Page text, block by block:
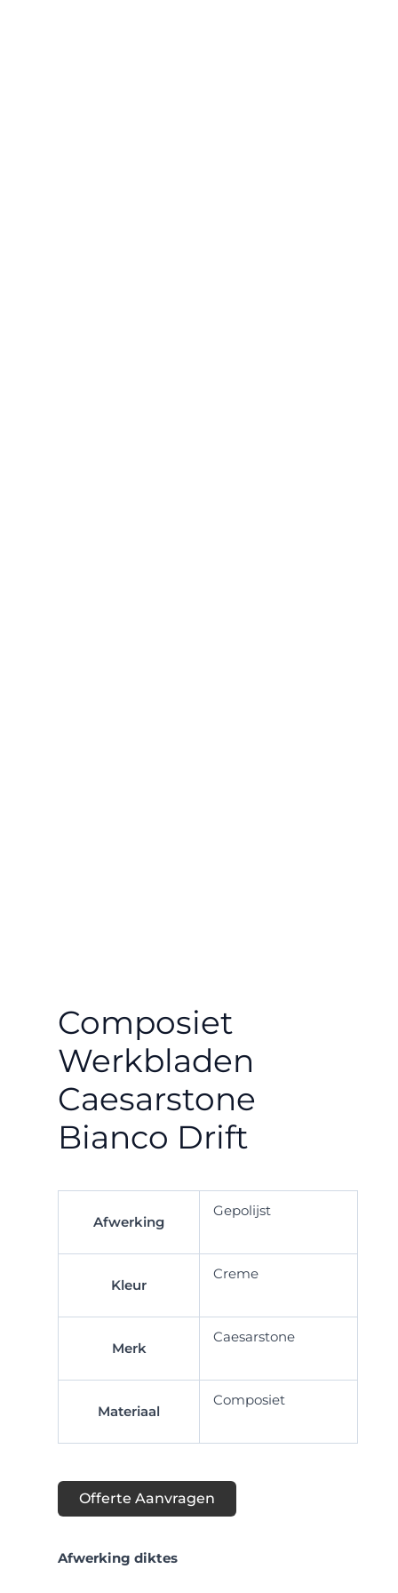
Composiet
Werkbladen
Caesarstone
Bianco Drift
Afwerking
Gepolijst
Kleur
Creme
Merk
Caesarstone
Materiaal
Composiet
Offerte Aanvragen
Afwerking diktes